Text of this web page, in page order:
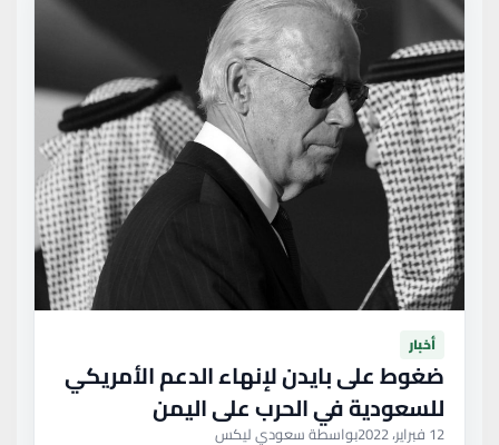
أخبار
ضغوط على بايدن لإنهاء الدعم الأمريكي
للسعودية في الحرب على اليمن
12 فبراير، 2022 بواسطة سعودي ليكس